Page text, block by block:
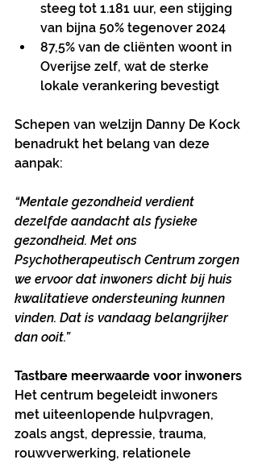
steeg tot 1.181 uur, een stijging
van bijna 50% tegenover 2024
87,5% van de cliënten woont in
Overijse zelf, wat de sterke
lokale verankering bevestigt
Schepen van welzijn Danny De Kock
benadrukt het belang van deze
aanpak:
“Mentale gezondheid verdient
dezelfde aandacht als fysieke
gezondheid. Met ons
Psychotherapeutisch Centrum zorgen
we ervoor dat inwoners dicht bij huis
kwalitatieve ondersteuning kunnen
vinden. Dat is vandaag belangrijker
dan ooit.”
Tastbare meerwaarde voor inwoners
Het centrum begeleidt inwoners
met uiteenlopende hulpvragen,
zoals angst, depressie, trauma,
rouwverwerking, relationele